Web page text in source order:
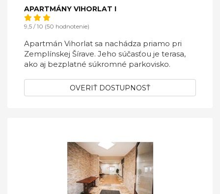
APARTMÁNY VIHORLAT I
9,5 / 10 (50 hodnotenie)
Apartmán Vihorlat sa nachádza priamo pri
Zemplínskej Šírave. Jeho súčasťou je terasa,
ako aj bezplatné súkromné parkovisko.
OVERIŤ DOSTUPNOSŤ